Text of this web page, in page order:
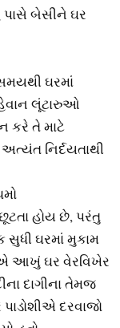
બેસીને ઘર
ઘરમાં
લૂંટારુઓ
કરે તે માટે
નિર્દયતાથી
છૂટતા હોય છે, પરંતુ
ઘરમાં મુકામ
આખું ઘર વેરવિખેર
દાગીના તેમજ
દરવાજો